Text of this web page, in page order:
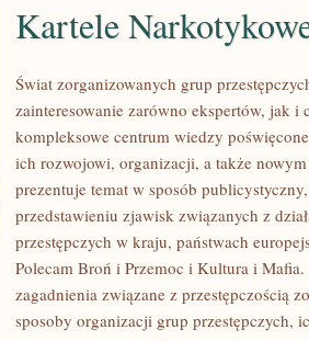
KARTELE
NARKOTYKOWE
Kartele
Świat zorganizowanych grup
zainteresowanie zarówno ekspertów, jak i
kompleksowe centrum wiedzy
ich rozwojowi, organizacji, a także
prezentuje temat w sposób
przedstawieniu zjawisk związanych z
przestępczych w kraju, państwach
Polecam Broń i Przemoc i Kultura i
zagadnienia związane z przestępczością
sposoby organizacji grup przestępczych,